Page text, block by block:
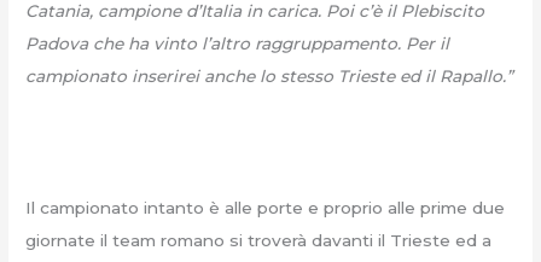
Catania, campione d’Italia in carica. Poi c’è il Plebiscito
Padova che ha vinto l’altro raggruppamento. Per il
campionato inserirei anche lo stesso Trieste ed il Rapallo.”
Il campionato intanto è alle porte e proprio alle prime due
giornate il team romano si troverà davanti il Trieste ed a